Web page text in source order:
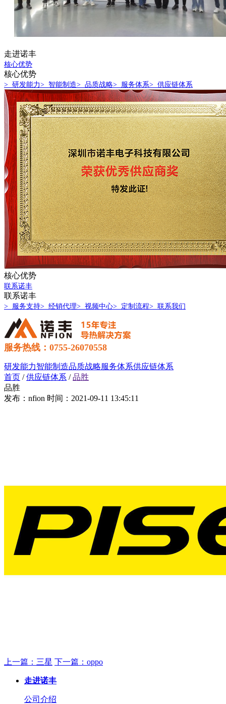
走进诺丰
核心优势
核心优势
> 研发能力> 智能制造> 品质战略> 服务体系> 供应链体系
核心优势
联系诺丰
联系诺丰
> 服务支持> 经销代理> 视频中心> 定制流程> 联系我们
服务热线：0755-26070558
研发能力智能制造品质战略服务体系供应链体系
首页 /供应链体系 /品胜
品胜
发布：nfion 时间：2021-09-11 13:45:11
上一篇：三星 下一篇：oppo
走进诺丰
公司介绍